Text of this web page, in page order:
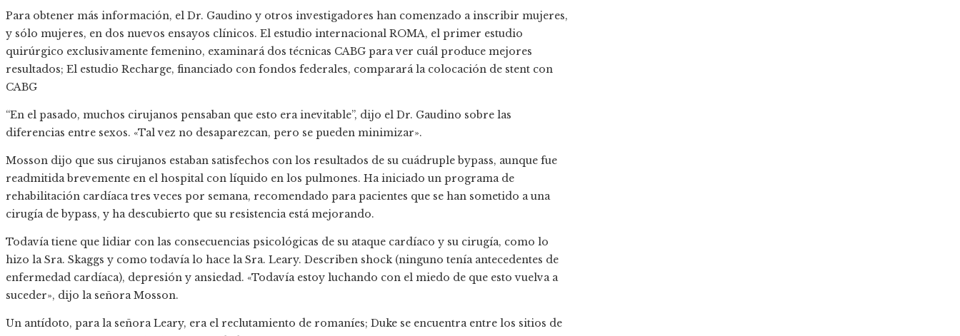
Para obtener más información, el Dr. Gaudino y otros investigadores han comenzado a inscribir mujeres,
y sólo mujeres, en dos nuevos ensayos clínicos. El estudio internacional ROMA, el primer estudio
quirúrgico exclusivamente femenino, examinará dos técnicas CABG para ver cuál produce mejores
resultados; El estudio Recharge, financiado con fondos federales, comparará la colocación de stent con
CABG
“En el pasado, muchos cirujanos pensaban que esto era inevitable”, dijo el Dr. Gaudino sobre las
diferencias entre sexos. «Tal vez no desaparezcan, pero se pueden minimizar».
Mosson dijo que sus cirujanos estaban satisfechos con los resultados de su cuádruple bypass, aunque fue
readmitida brevemente en el hospital con líquido en los pulmones. Ha iniciado un programa de
rehabilitación cardíaca tres veces por semana, recomendado para pacientes que se han sometido a una
cirugía de bypass, y ha descubierto que su resistencia está mejorando.
Todavía tiene que lidiar con las consecuencias psicológicas de su ataque cardíaco y su cirugía, como lo
hizo la Sra. Skaggs y como todavía lo hace la Sra. Leary. Describen shock (ninguno tenía antecedentes de
enfermedad cardíaca), depresión y ansiedad. «Todavía estoy luchando con el miedo de que esto vuelva a
suceder», dijo la señora Mosson.
Un antídoto, para la señora Leary, era el reclutamiento de romaníes; Duke se encuentra entre los sitios de